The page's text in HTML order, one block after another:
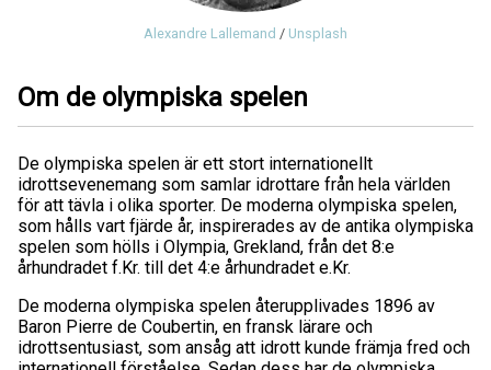
Alexandre Lallemand / Unsplash
Om de olympiska spelen
De olympiska spelen är ett stort internationellt
idrottsevenemang som samlar idrottare från hela världen
för att tävla i olika sporter. De moderna olympiska spelen,
som hålls vart fjärde år, inspirerades av de antika olympiska
spelen som hölls i Olympia, Grekland, från det 8:e
århundradet f.Kr. till det 4:e århundradet e.Kr.
De moderna olympiska spelen återupplivades 1896 av
Baron Pierre de Coubertin, en fransk lärare och
idrottsentusiast, som ansåg att idrott kunde främja fred och